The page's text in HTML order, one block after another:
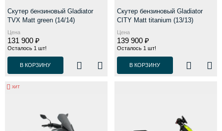
Скутер бензиновый Gladiator
TVX Matt green (14/14)
Цена
131 900 ₽
Осталось 1 шт!
В КОРЗИНУ
Скутер бензиновый Gladiator
CITY Matt titanium (13/13)
Цена
139 900 ₽
Осталось 1 шт!
В КОРЗИНУ
ХИТ